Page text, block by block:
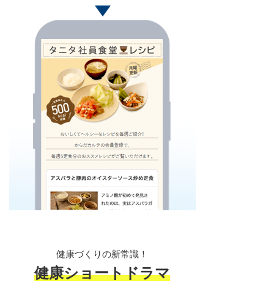
健康づくりの新常識！
健康ショートドラマ